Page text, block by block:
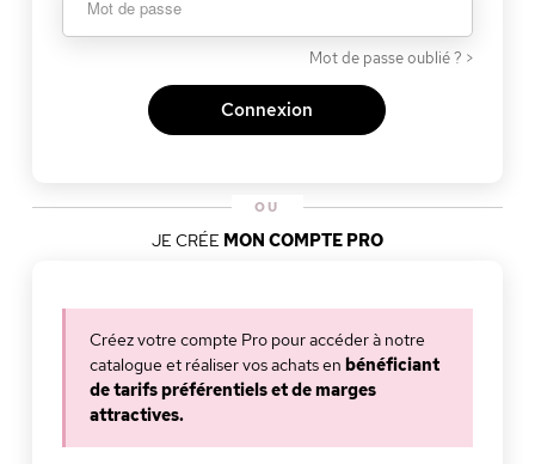
Mot de passe oublié ? >
Connexion
OU
JE CRÉE MON COMPTE PRO
Créez votre compte Pro pour accéder à notre
catalogue et réaliser vos achats en bénéficiant
de tarifs préférentiels et de marges
attractives.